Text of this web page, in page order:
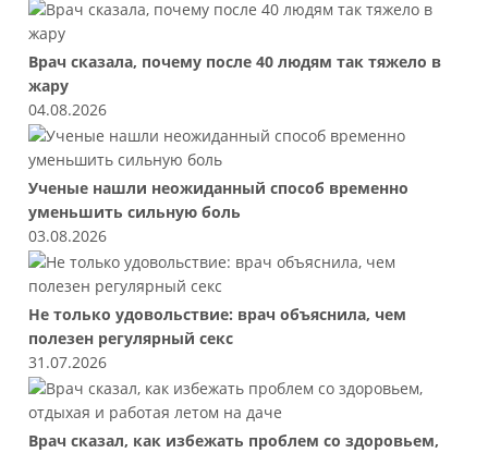
Врач сказала, почему после 40 людям так тяжело в
жару
04.08.2026
Ученые нашли неожиданный способ временно
уменьшить сильную боль
03.08.2026
Не только удовольствие: врач объяснила, чем
полезен регулярный секс
31.07.2026
Врач сказал, как избежать проблем со здоровьем,